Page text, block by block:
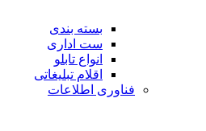
بسته بندی
ست اداری
انواع تابلو
اقلام تبلیغاتی
فناوری اطلاعات